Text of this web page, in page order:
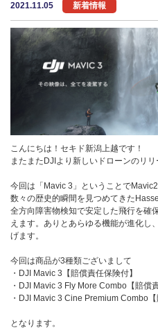
2021.11.05 新着情報
こんにちは！セキド新潟上越です！
またまたDJIより新しいドローンのリ
今回は「Mavic 3」ということで
数々の歴史的瞬間を見つめてきた
全方向障害物検知で安定した飛行を確
えます。ありとあらゆる機能が進化し
げます。
今回は商品が3種類ございまして
・DJI Mavic 3【賠償責任保険付】
・DJI Mavic 3 Fly More Combo【賠償
・DJI Mavic 3 Cine Premium Combo
となります。